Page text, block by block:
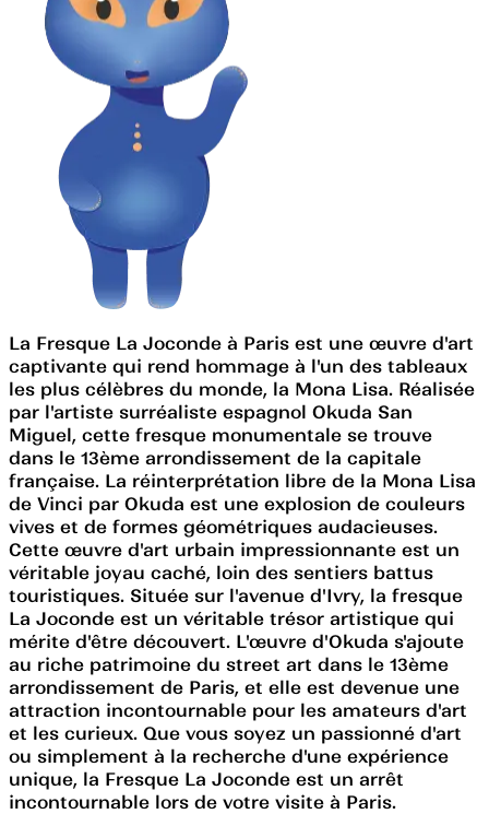
La Fresque La Joconde à Paris est une œuvre d'art
captivante qui rend hommage à l'un des tableaux
les plus célèbres du monde, la Mona Lisa. Réalisée
par l'artiste surréaliste espagnol Okuda San
Miguel, cette fresque monumentale se trouve
dans le 13ème arrondissement de la capitale
française. La réinterprétation libre de la Mona Lisa
de Vinci par Okuda est une explosion de couleurs
vives et de formes géométriques audacieuses.
Cette œuvre d'art urbain impressionnante est un
véritable joyau caché, loin des sentiers battus
touristiques. Située sur l'avenue d'Ivry, la fresque
La Joconde est un véritable trésor artistique qui
mérite d'être découvert. L'œuvre d'Okuda s'ajoute
au riche patrimoine du street art dans le 13ème
arrondissement de Paris, et elle est devenue une
attraction incontournable pour les amateurs d'art
et les curieux. Que vous soyez un passionné d'art
ou simplement à la recherche d'une expérience
unique, la Fresque La Joconde est un arrêt
incontournable lors de votre visite à Paris.